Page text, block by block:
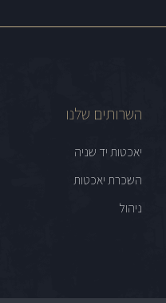
השרותים שלנו
יאכטות יד שניה
השכרת יאכטות
ניהול